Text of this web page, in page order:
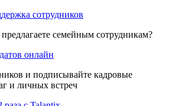
сотрудников
семейным сотрудникам?
онлайн
и подписывайте кадровые
и личных встреч